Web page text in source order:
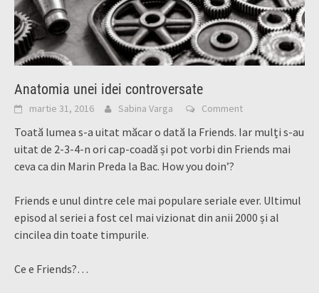
Anatomia unei idei controversate
martie 31, 2016 Sabina Varga Comment
Toată lumea s-a uitat măcar o dată la Friends. Iar mulți s-au
uitat de 2-3-4-n ori cap-coadă și pot vorbi din Friends mai
ceva ca din Marin Preda la Bac. How you doin’?
Friends e unul dintre cele mai populare seriale ever. Ultimul
episod al seriei a fost cel mai vizionat din anii 2000 și al
cincilea din toate timpurile.
Ce e Friends?…